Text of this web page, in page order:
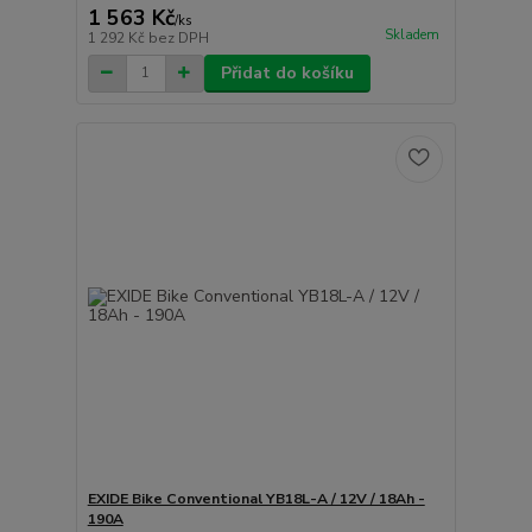
1 563 Kč/ks
1 292 Kč bez DPH Skladem
Přidat do košíku
EXIDE Bike Conventional YB18L-A / 12V / 18Ah -
190A